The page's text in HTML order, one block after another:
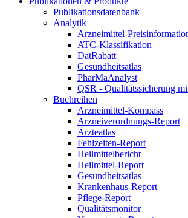
Publikationsdatenbank
Analytik
Arzneimittel-
ATC-Klassifikation
DatRabatt
Gesundheitsatlas
PharMaAnalyst
QSR - Qualitätssicherung
Buchreihen
Arzneimittel-Kompass
Arzneiverordnungs-Report
Ärzteatlas
Fehlzeiten-Report
Heilmittelbericht
Heilmittel-Report
Gesundheitsatlas
Krankenhaus-Report
Pflege-Report
Qualitätsmonitor